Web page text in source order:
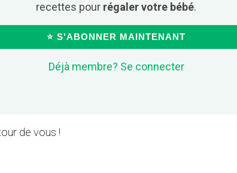
recettes pour régaler votre bébé.
⭐ S'ABONNER MAINTENANT
Déjà membre? Se connecter
de vous !